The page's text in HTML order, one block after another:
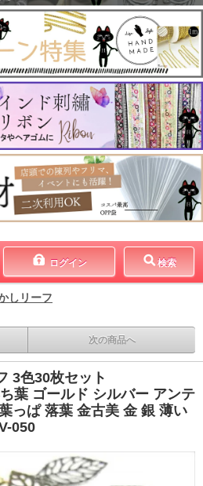
ログイン 検索
しリーフ
次の商品へ
3色30枚セット
葉 ゴールド シルバー アンテ
っぱ 落葉 金古美 金 銀 薄い
050